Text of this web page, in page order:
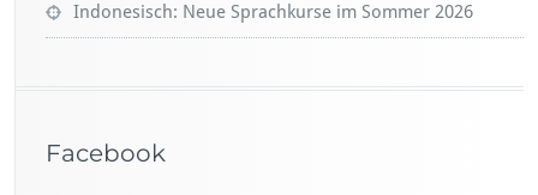
Indonesisch: Neue Sprachkurse im Sommer 2026
Facebook